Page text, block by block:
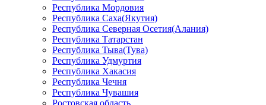
Республика Мордовия
Республика Саха(Якутия)
Республика Северная Осетия(Алания)
Республика Татарстан
Республика Тыва(Тува)
Республика Удмуртия
Республика Хакасия
Республика Чечня
Республика Чувашия
Ростовская область